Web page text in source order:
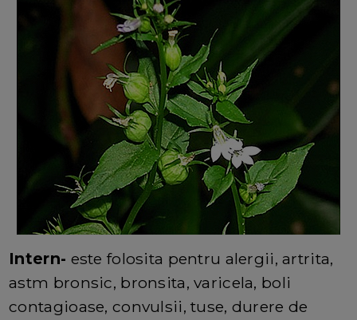
Intern- este folosita pentru alergii, artrita,
astm bronsic, bronsita, varicela, boli
contagioase, convulsii, tuse, durere de